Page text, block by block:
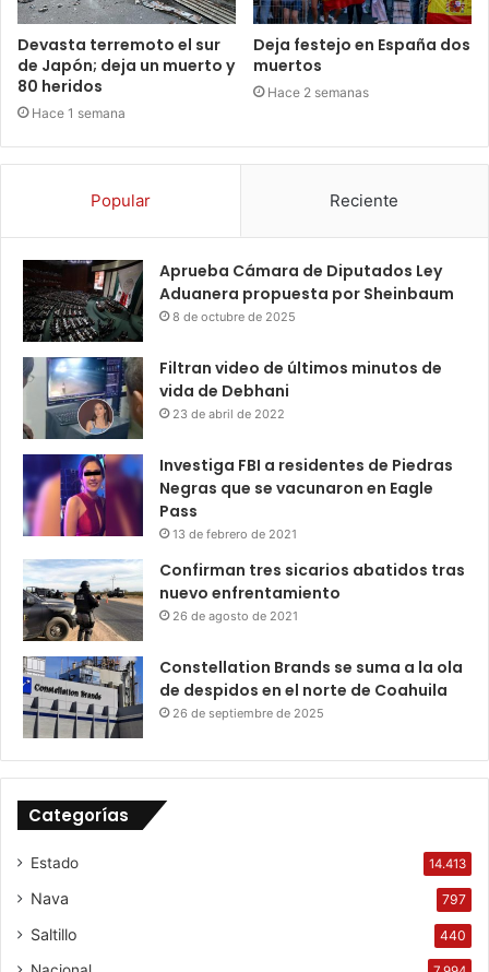
Devasta terremoto el sur
de Japón; deja un muerto y
80 heridos
Hace 1 semana
Deja festejo en España dos
muertos
Hace 2 semanas
Popular Reciente
Aprueba Cámara de Diputados Ley
Aduanera propuesta por Sheinbaum
8 de octubre de 2025
Filtran video de últimos minutos de
vida de Debhani
23 de abril de 2022
Investiga FBI a residentes de Piedras
Negras que se vacunaron en Eagle
Pass
13 de febrero de 2021
Confirman tres sicarios abatidos tras
nuevo enfrentamiento
26 de agosto de 2021
Constellation Brands se suma a la ola
de despidos en el norte de Coahuila
26 de septiembre de 2025
Categorías
Estado 14.413
Nava 797
Saltillo 440